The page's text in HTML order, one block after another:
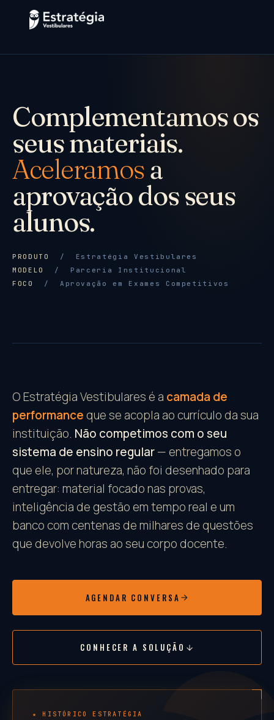
Complementamos os
seus materiais.
Aceleramosa
aprovação dos seus
alunos.
PRODUTO
/ Estratégia Vestibulares
MODELO
/ Parceria Institucional
FOCO
/ Aprovação em Exames Competitivos
O Estratégia Vestibulares é a camada de
performanceque se acopla ao currículo da sua
instituição. Não competimos com o seu
sistema de ensino regular— entregamos o
que ele, por natureza, não foi desenhado para
entregar: material focado nas provas,
inteligência de gestão em tempo real e um
banco com centenas de milhares de questões
que devolve horas ao seu corpo docente.
AGENDAR CONVERSA
CONHECER A SOLUÇÃO
★ HISTÓRICO ESTRATÉGIA